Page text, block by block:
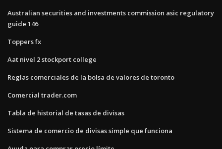
Australian securities and investments commission asic regulatory
guide 146
Toppers fx
Aat nivel 2 stockport college
Reglas comerciales de la bolsa de valores de toronto
Comercial trader.com
Tabla de historial de tasas de divisas
Sistema de comercio de divisas simple que funciona